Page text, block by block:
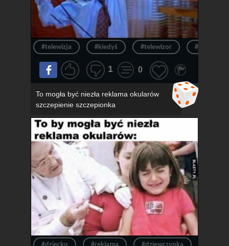
#telewizja #kiedyś #telewizor #ból
1 0
To mogła być niezła reklama okularów
szczepienie szczepionka